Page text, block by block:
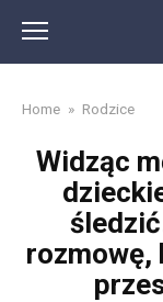
content
Home » Rodzice
Widząc
rozmowę,